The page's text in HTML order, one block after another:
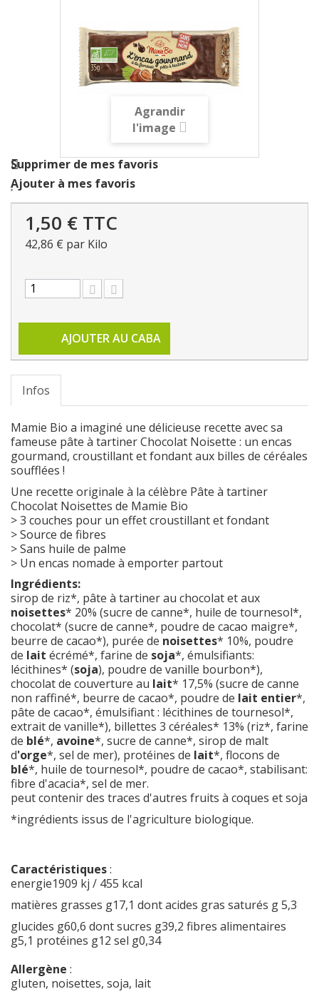
Agrandir
l'image
Supprimer de mes favoris
Ajouter à mes favoris
1,50 € TTC
42,86 € par Kilo
AJOUTER AU CABA
Infos
Mamie Bio a imaginé une délicieuse recette avec sa
fameuse pâte à tartiner Chocolat Noisette : un encas
gourmand, croustillant et fondant aux billes de céréales
soufflées !
Une recette originale à la célèbre Pâte à tartiner
Chocolat Noisettes de Mamie Bio
> 3 couches pour un effet croustillant et fondant
> Source de fibres
> Sans huile de palme
> Un encas nomade à emporter partout
Ingrédients:
sirop de riz*, pâte à tartiner au chocolat et aux
noisettes* 20% (sucre de canne*, huile de tournesol*,
chocolat* (sucre de canne*, poudre de cacao maigre*,
beurre de cacao*), purée de noisettes* 10%, poudre
de lait écrémé*, farine de soja*, émulsifiants:
lécithines* (soja), poudre de vanille bourbon*),
chocolat de couverture au lait* 17,5% (sucre de canne
non raffiné*, beurre de cacao*, poudre de lait entier*,
pâte de cacao*, émulsifiant : lécithines de tournesol*,
extrait de vanille*), billettes 3 céréales* 13% (riz*, farine
de blé*, avoine*, sucre de canne*, sirop de malt
d'orge*, sel de mer), protéines de lait*, flocons de
blé*, huile de tournesol*, poudre de cacao*, stabilisant:
fibre d'acacia*, sel de mer.
peut contenir des traces d'autres fruits à coques et soja
*ingrédients issus de l'agriculture biologique.
Caractéristiques:
energie1909 kj / 455 kcal
matières grasses g17,1 dont acides gras saturés g 5,3
glucides g60,6 dont sucres g39,2 fibres alimentaires
g5,1 protéines g12 sel g0,34
Allergène :
gluten, noisettes, soja, lait